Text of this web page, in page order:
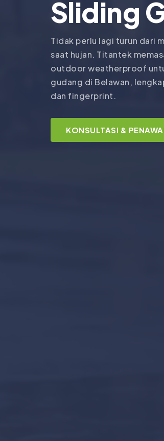
Sliding
Tidak perlu lagi turun dari
saat hujan. Titantek
outdoor weatherproof
gudang di Belawan,
dan fingerprint.
KONSULTASI &